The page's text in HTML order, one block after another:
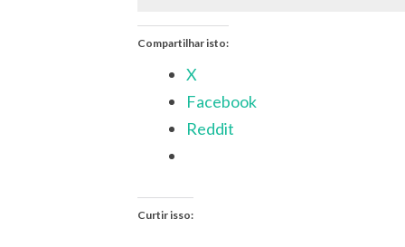
Compartilhar isto:
X
Facebook
Reddit
Curtir isso: